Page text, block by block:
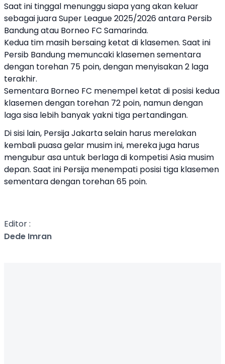
Saat ini tinggal menunggu siapa yang akan keluar
sebagai juara Super League 2025/2026 antara Persib
Bandung atau Borneo FC Samarinda.
Kedua tim masih bersaing ketat di klasemen. Saat ini
Persib Bandung memuncaki klasemen sementara
dengan torehan 75 poin, dengan menyisakan 2 laga
terakhir.
Sementara Borneo FC menempel ketat di posisi kedua
klasemen dengan torehan 72 poin, namun dengan
laga sisa lebih banyak yakni tiga pertandingan.
Di sisi lain, Persija Jakarta selain harus merelakan
kembali puasa gelar musim ini, mereka juga harus
mengubur asa untuk berlaga di kompetisi Asia musim
depan. Saat ini Persija menempati posisi tiga klasemen
sementara dengan torehan 65 poin.
Editor :
Dede Imran